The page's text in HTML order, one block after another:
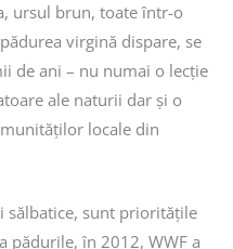
ursul brun, toate într-o
virgină dispare, se
de ani – nu numai o lecție
ale naturii dar și o
locale din
sălbatice, sunt prioritățile
pădurile, în 2012, WWF a